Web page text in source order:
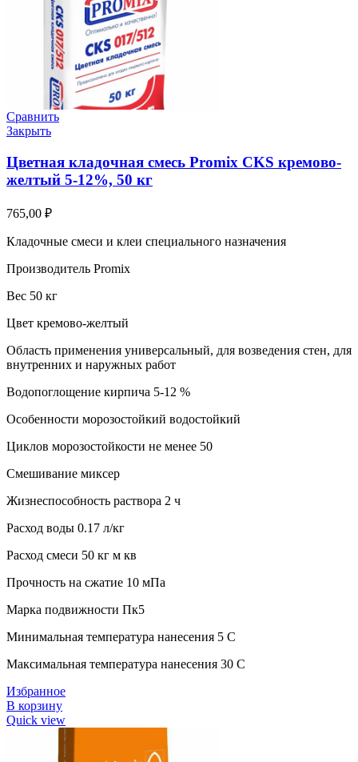
Сравнить
Закрыть
Цветная кладочная смесь Promix CKS кремово-
желтый 5-12%, 50 кг
765,00 ₽
Кладочные смеси и клеи специального назначения
Производитель Promix
Вес 50 кг
Цвет кремово-желтый
Область применения универсальный, для возведения стен, для
внутренних и наружных работ
Водопоглощение кирпича 5-12 %
Особенности морозостойкий водостойкий
Циклов морозостойкости не менее 50
Смешивание миксер
Жизнеспособность раствора 2 ч
Расход воды 0.17 л/кг
Расход смеси 50 кг м кв
Прочность на сжатие 10 мПа
Марка подвижности Пк5
Минимальная температура нанесения 5 C
Максимальная температура нанесения 30 C
Избранное
В корзину
Quick view